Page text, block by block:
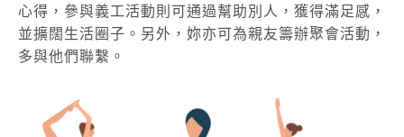
心得，參與義工活動則可通過幫助別人，獲得滿足感，
並擴闊生活圈子。另外，妳亦可為親友籌辦聚會活動，
多與他們聯繫。